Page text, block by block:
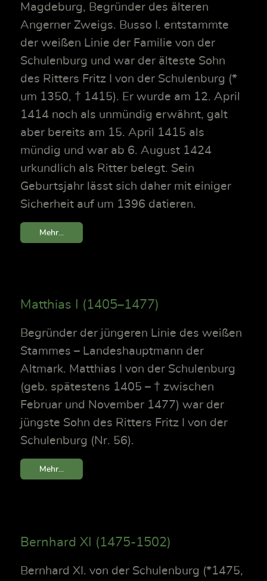
Magdeburg, Begründer des älteren
Angerner Zweigs. Busso I. entstammte
der weißen Linie der Familie von der
Schulenburg und war der älteste Sohn
des Ritters Fritz I von der Schulenburg (*
um 1350, † 1415). Er wurde am 12. April
1414 noch als unmündig erwähnt, galt
aber bereits am 15. April 1415 als
mündig und war ab 6. August 1424
urkundlich als Ritter belegt. Sein
Geburtsjahr lässt sich daher mit einiger
Sicherheit auf um 1396 datieren.
Mehr...
Matthias I (1405–1477)
Begründer der jüngeren Linie des weißen
Stammes – Landeshauptmann der
Altmark. Matthias I von der Schulenburg
(geb. spätestens 1405 – † zwischen
Februar und November 1477) war der
jüngste Sohn des Ritters Fritz I von der
Schulenburg (Nr. 56).
Mehr...
Bernhard XI (1475-1502)
Bernhard XI. von der Schulenburg (*1475,